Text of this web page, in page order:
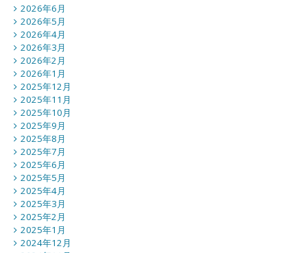
2026年6月
2026年5月
2026年4月
2026年3月
2026年2月
2026年1月
2025年12月
2025年11月
2025年10月
2025年9月
2025年8月
2025年7月
2025年6月
2025年5月
2025年4月
2025年3月
2025年2月
2025年1月
2024年12月